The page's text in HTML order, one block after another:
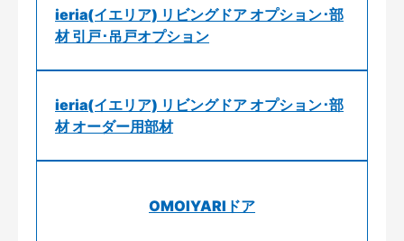
ieria(イエリア) リビングドア オプション･部
材 引戸･吊戸オプション
ieria(イエリア) リビングドア オプション･部
材 オーダー用部材
OMOIYARIドア